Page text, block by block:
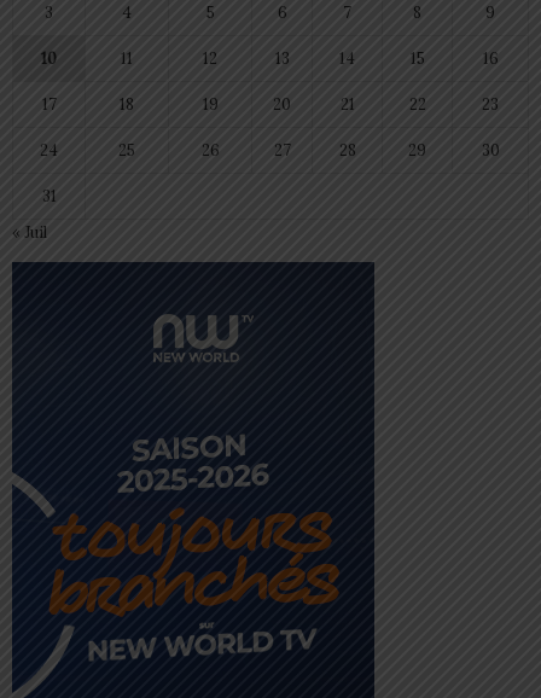
3 4 5 6 7 8 9
10 11 12 13 14 15 16
17 18 19 20 21 22 23
24 25 26 27 28 29 30
31
« Juil